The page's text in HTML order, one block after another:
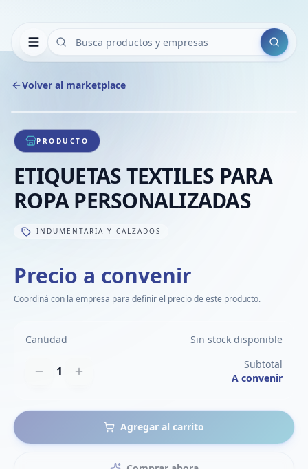
Buscar
Volver al marketplace
1/1
PRODUCTO
ETIQUETAS TEXTILES PARA
ROPA PERSONALIZADAS
INDUMENTARIA Y CALZADOS
Precio a convenir
Coordiná con la empresa para definir el precio de este producto.
Cantidad Sin stock disponible
1
Subtotal
A convenir
Agregar al carrito